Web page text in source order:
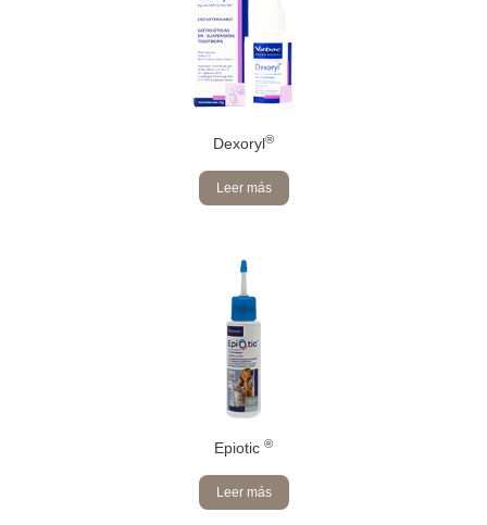
Dexoryl®
Leer más
Epiotic ®
Leer más